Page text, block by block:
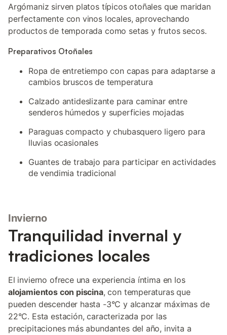
Argómaniz sirven platos típicos otoñales que maridan
perfectamente con vinos locales, aprovechando
productos de temporada como setas y frutos secos.
Preparativos Otoñales
Ropa de entretiempo con capas para adaptarse a
cambios bruscos de temperatura
Calzado antideslizante para caminar entre
senderos húmedos y superficies mojadas
Paraguas compacto y chubasquero ligero para
lluvias ocasionales
Guantes de trabajo para participar en actividades
de vendimia tradicional
Invierno
Tranquilidad invernal y
tradiciones locales
El invierno ofrece una experiencia íntima en los
alojamientos con piscina, con temperaturas que
pueden descender hasta -3°C y alcanzar máximas de
22°C. Esta estación, caracterizada por las
precipitaciones más abundantes del año, invita a